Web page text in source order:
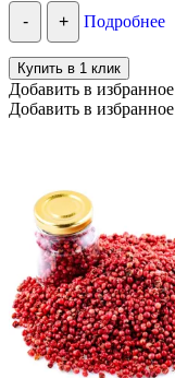
- + Подробнее
Купить в 1 клик
Добавить в избранное
Добавить в избранное